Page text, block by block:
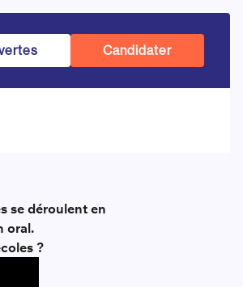
Candidater
se déroulent en
oral.
?